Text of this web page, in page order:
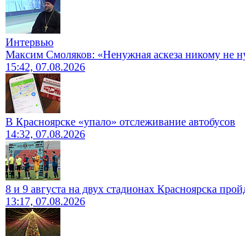
Интервью
Максим Смоляков: «Ненужная аскеза никому не
15:42, 07.08.2026
В Красноярске «упало» отслеживание автобусов
14:32, 07.08.2026
8 и 9 августа на двух стадионах Красноярска
13:17, 07.08.2026